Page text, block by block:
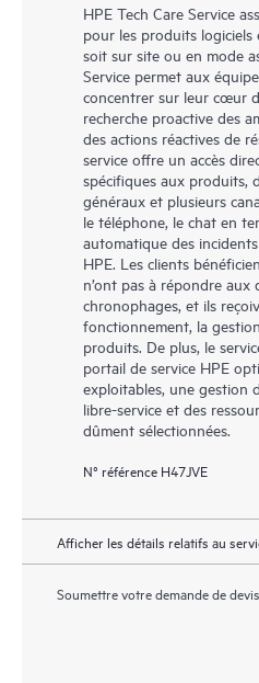
HPE Tech Care Service
pour les produits logiciels
soit sur site ou en mode
Service permet aux
concentrer sur leur cœur
recherche proactive des
des actions réactives de
service offre un accès
spécifiques aux produits,
généraux et plusieurs
le téléphone, le chat en
automatique des
HPE. Les clients
n’ont pas à répondre
chronophages, et ils
fonctionnement, la
produits. De plus, le
portail de service HPE
exploitables, une gestion
libre-service et des
dûment sélectionnées.
N° référence H47JVE
Afficher les détails relatifs au
Soumettre votre demande de